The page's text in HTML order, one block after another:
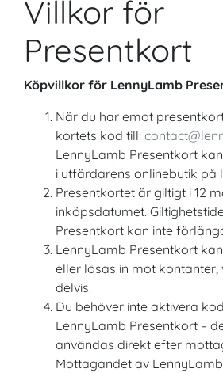
Villkor för
Presentkort
Köpvillkor för LennyLamb
När du har emot
kortets kod till:
LennyLamb Presentkort
i utfärdarens onlinebutik på
Presentkortet är giltigt i 12
inköpsdatumet.
Presentkort kan inte
LennyLamb Presentkort
eller lösas in mot kontanter,
delvis.
Du behöver inte aktivera
LennyLamb Presentkort –
användas direkt efter
Mottagandet av